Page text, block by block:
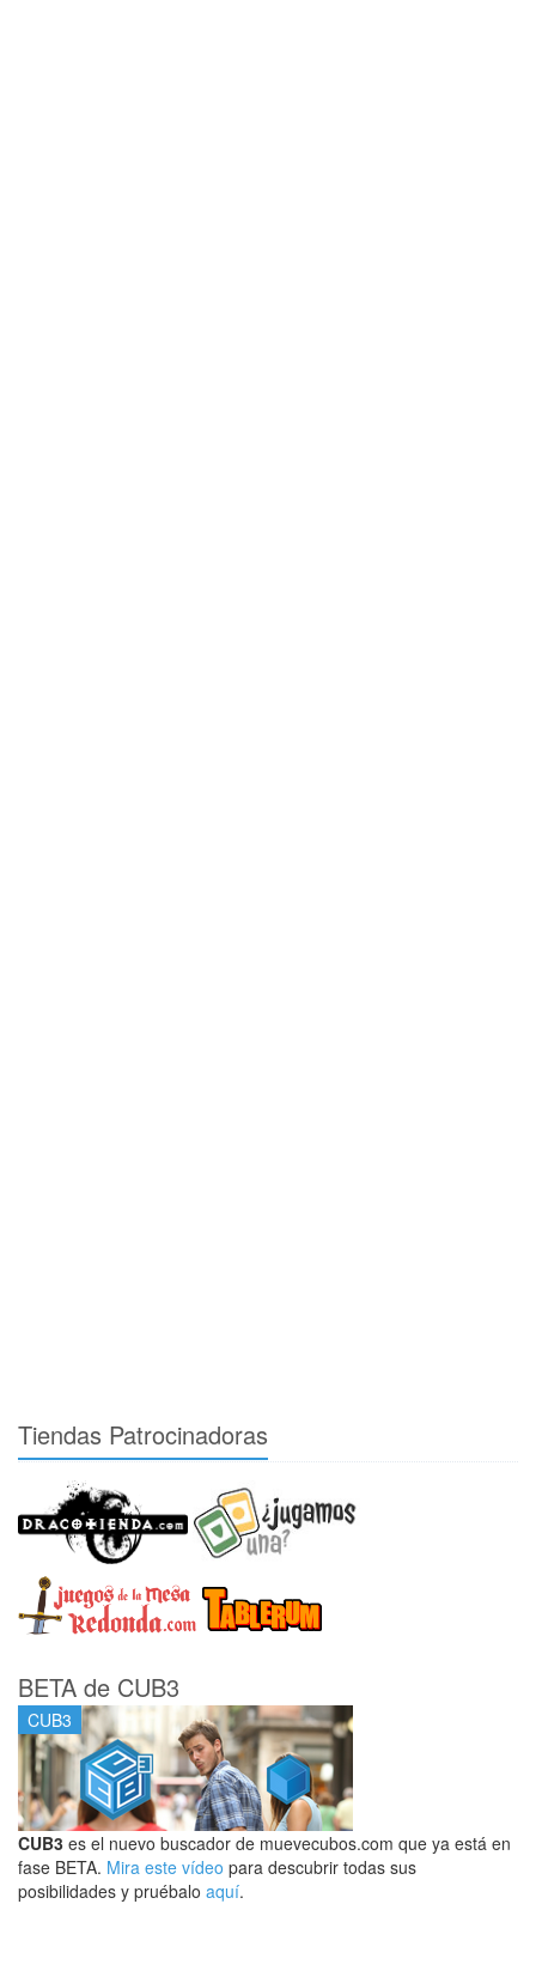
Tiendas Patrocinadoras
BETA de CUB3
CUB3
CUB3 es el nuevo buscador de muevecubos.com que ya está en
fase BETA. Mira este vídeo para descubrir todas sus
posibilidades y pruébalo aquí.